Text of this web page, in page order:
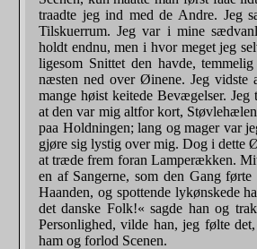
traadte jeg ind med de Andre. Jeg
Tilskuerrum. Jeg var i mine
holdt endnu, men i hvor meget jeg
ligesom Snittet den havde,
næsten ned over Øinene. Jeg vidste
mange høist keitede Bevægelser.
at den var mig altfor kort,
paa Holdningen; lang og mager var
gjøre sig lystig over mig. Dog i dette
at træde frem foran Lamperækken.
en af Sangerne, som den Gang
Haanden, og spottende lykønskede
det danske Folk!« sagde han og
Personlighed, vilde han, jeg følte
ham og forlod Scenen.